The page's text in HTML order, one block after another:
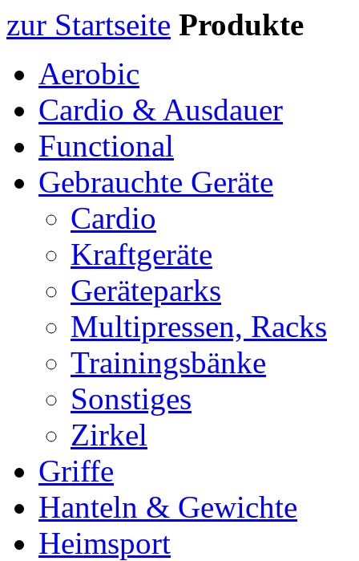
zur Startseite Produkte
Aerobic
Cardio & Ausdauer
Functional
Gebrauchte Geräte
Cardio
Kraftgeräte
Geräteparks
Multipressen, Racks
Trainingsbänke
Sonstiges
Zirkel
Griffe
Hanteln & Gewichte
Heimsport